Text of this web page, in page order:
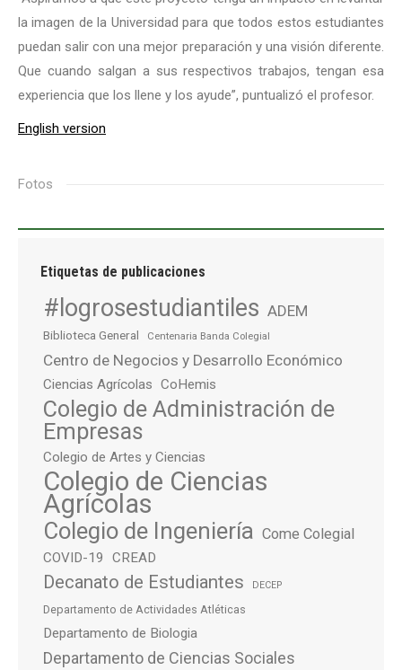
la imagen de la Universidad para que todos estos estudiantes
puedan salir con una mejor preparación y una visión diferente.
Que cuando salgan a sus respectivos trabajos, tengan esa
experiencia que los llene y los ayude”, puntualizó el profesor.
English version
Fotos
Etiquetas de publicaciones
#logrosestudiantiles ADEM
Biblioteca General Centenaria Banda Colegial
Centro de Negocios y Desarrollo Económico
Ciencias Agrícolas CoHemis
Colegio de Administración de
Empresas
Colegio de Artes y Ciencias
Colegio de Ciencias
Agrícolas
Colegio de Ingeniería Come Colegial
COVID-19 CREAD
Decanato de Estudiantes DECEP
Departamento de Actividades Atléticas
Departamento de Biologia
Departamento de Ciencias Sociales